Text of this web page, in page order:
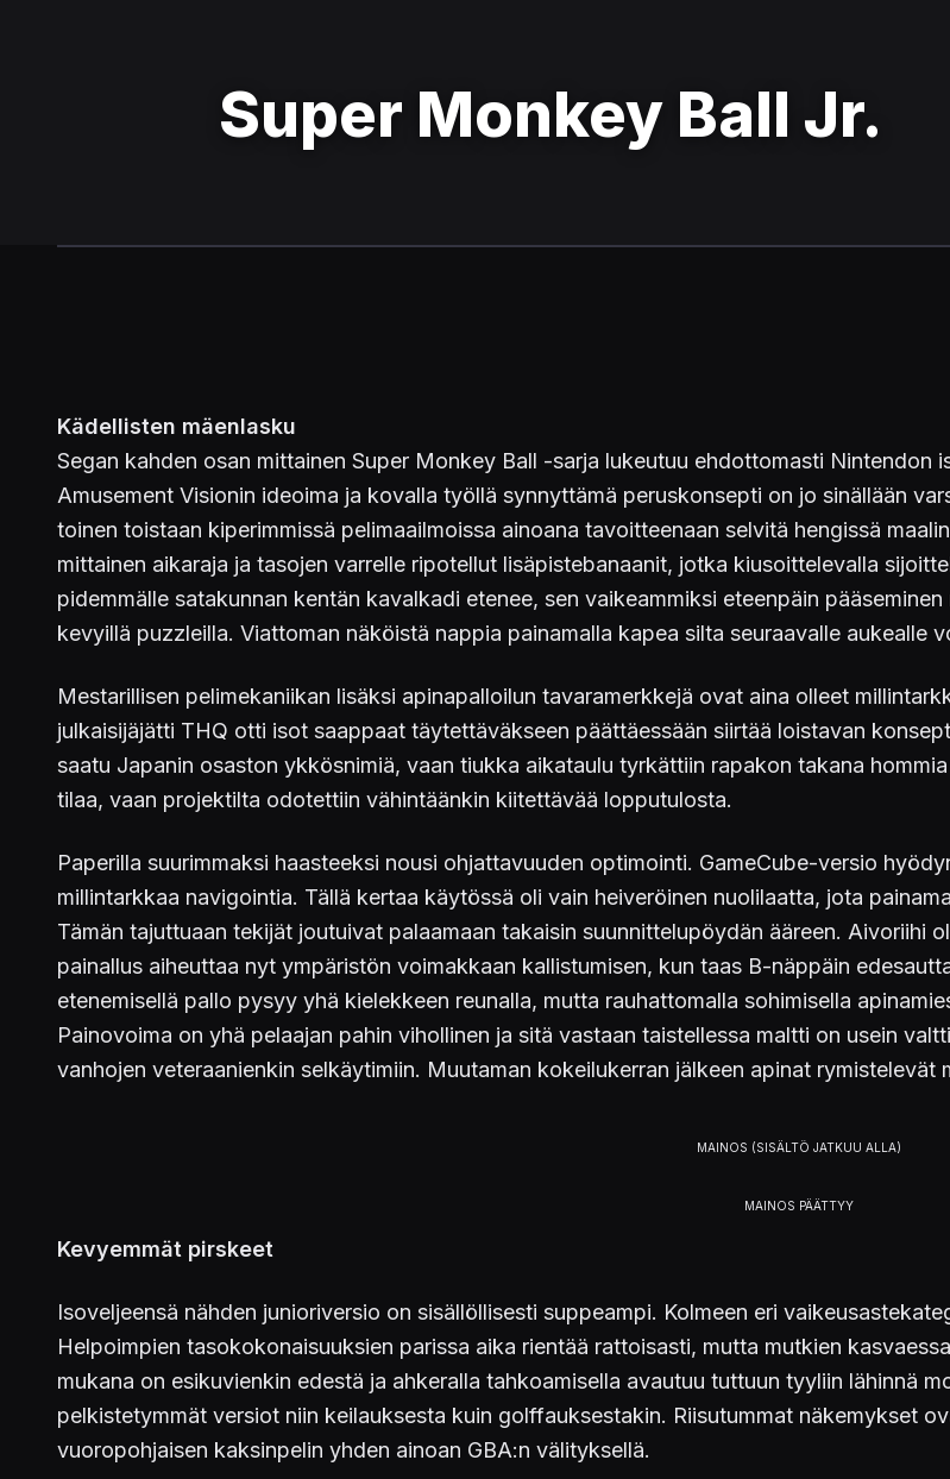
Super Monkey Ball Jr.
Kädellisten mäenlasku
Segan kahden osan mittainen Super Monkey Ball -sarja lukeutuu ehdottomasti Nintendon
Amusement Visionin ideoima ja kovalla työllä synnyttämä peruskonsepti on jo sinällään
toinen toistaan kiperimmissä pelimaailmoissa ainoana tavoitteenaan selvitä hengissä
mittainen aikaraja ja tasojen varrelle ripotellut lisäpistebanaanit, jotka kiusoittelevalla
pidemmälle satakunnan kentän kavalkadi etenee, sen vaikeammiksi eteenpäin
kevyillä puzzleilla. Viattoman näköistä nappia painamalla kapea silta seuraavalle aukealle
Mestarillisen pelimekaniikan lisäksi apinapalloilun tavaramerkkejä ovat aina olleet
julkaisijäjätti THQ otti isot saappaat täytettäväkseen päättäessään siirtää loistavan
saatu Japanin osaston ykkösnimiä, vaan tiukka aikataulu tyrkättiin rapakon takana
tilaa, vaan projektilta odotettiin vähintäänkin kiitettävää lopputulosta.
Paperilla suurimmaksi haasteeksi nousi ohjattavuuden optimointi. GameCube-versio
millintarkkaa navigointia. Tällä kertaa käytössä oli vain heiveröinen nuolilaatta, jota
Tämän tajuttuaan tekijät joutuivat palaamaan takaisin suunnittelupöydän ääreen. Aivoriihi
painallus aiheuttaa nyt ympäristön voimakkaan kallistumisen, kun taas B-näppäin
etenemisellä pallo pysyy yhä kielekkeen reunalla, mutta rauhattomalla sohimisella
Painovoima on yhä pelaajan pahin vihollinen ja sitä vastaan taistellessa maltti on usein
vanhojen veteraanienkin selkäytimiin. Muutaman kokeilukerran jälkeen apinat rymistelevät
Kevyemmät pirskeet
Isoveljeensä nähden junioriversio on sisällöllisesti suppeampi. Kolmeen eri
Helpoimpien tasokokonaisuuksien parissa aika rientää rattoisasti, mutta mutkien
mukana on esikuvienkin edestä ja ahkeralla tahkoamisella avautuu tuttuun tyyliin lähinnä
pelkistetymmät versiot niin keilauksesta kuin golffauksestakin. Riisutummat näkemykset
vuoropohjaisen kaksinpelin yhden ainoan GBA:n välityksellä.